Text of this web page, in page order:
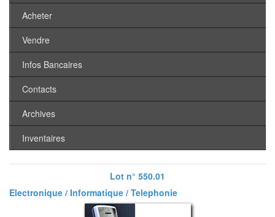
Acheter
Vendre
Infos Bancaires
Contacts
Archives
Inventaires
Lot n° 550.01
Electronique / Informatique / Telephonie